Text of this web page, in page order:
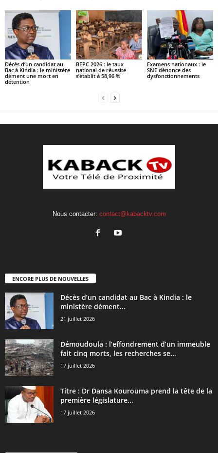
Décès d’un candidat au
Bac à Kindia : le ministère
dément une mort en
détention
BEPC 2026 : le taux
national de réussite
s’établit à 58,96 %
Examens nationaux : le
SNE dénonce des
dysfonctionnements
Nous contacter: contact@kabacktv.com
ENCORE PLUS DE NOUVELLES
Décès d’un candidat au Bac à Kindia : le
ministère dément...
21 juillet 2026
Démoudoula : l’effondrement d’un immeuble
fait cinq morts, les recherches se...
17 juillet 2026
Titre : Dr Dansa Kourouma prend la tête de la
première législature...
17 juillet 2026